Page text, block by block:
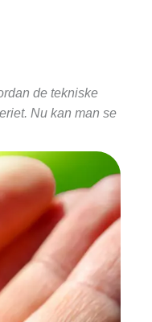
de tekniske
Nu kan man se